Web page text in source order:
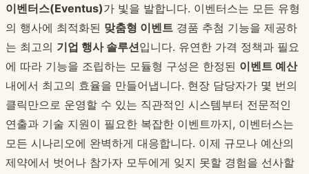
이벤터스(Eventus)가 빛을 발합니다. 이벤터스는 모든 유형
의 행사에 최적화된 맞춤형 이벤트 경품 추첨 기능을 제공하
는 최고의 기업 행사 솔루션입니다. 유연한 가격 정책과 필요
에 따라 기능을 조립하는 모듈형 구성은 한정된 이벤트 예산
내에서 최고의 효율을 만들어냅니다. 현장 담당자가 몇 번의
클릭만으로 운영할 수 있는 직관적인 시스템부터 전문적인
연출과 기술 지원이 필요한 복잡한 이벤트까지, 이벤터스는
모든 시나리오에 완벽하게 대응합니다. 이제 규모나 예산의
제약에서 벗어나 참가자 모두에게 잊지 못할 경험을 선사할